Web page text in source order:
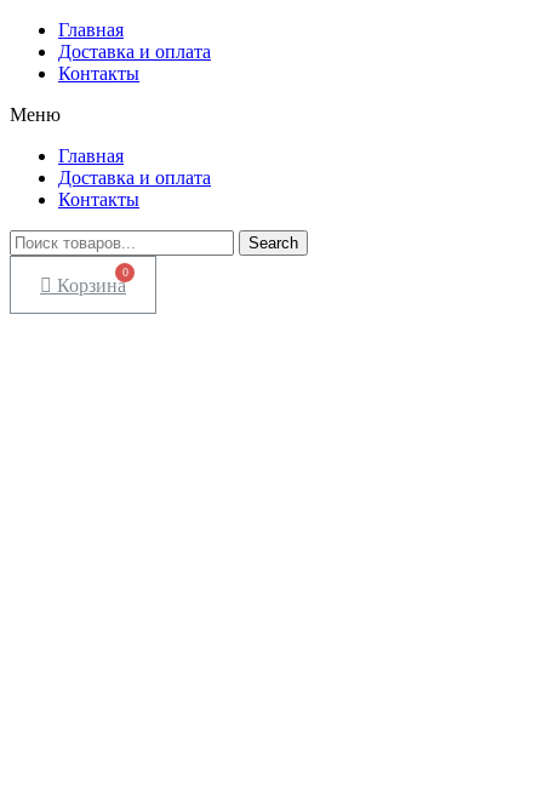
Главная
Доставка и оплата
Контакты
Меню
Главная
Доставка и оплата
Контакты
Search
Корзина